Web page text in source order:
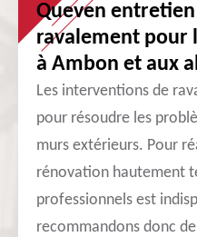
Queven
ravalement pour
à Ambon et aux
Les interventions de
pour résoudre les
murs extérieurs. Pour
rénovation hautement
professionnels est
recommandons donc